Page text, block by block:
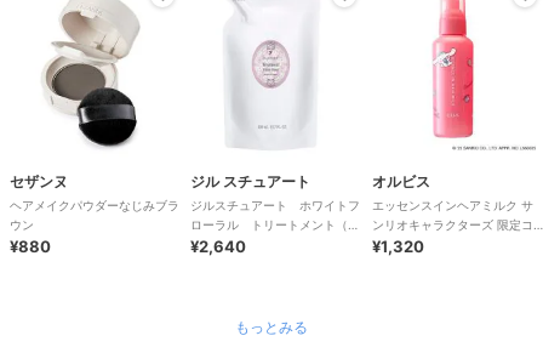
セザンヌ
ヘアメイクパウダーなじみブラ
ウン
¥880
ジル スチュアート
ジルスチュアート ホワイトフ
ローラル トリートメント（レ
フィル）
¥2,640
オルビス
エッセンスインヘアミルク サ
ンリオキャラクターズ 限定コ
ラボデザイン 140g
¥1,320
もっとみる